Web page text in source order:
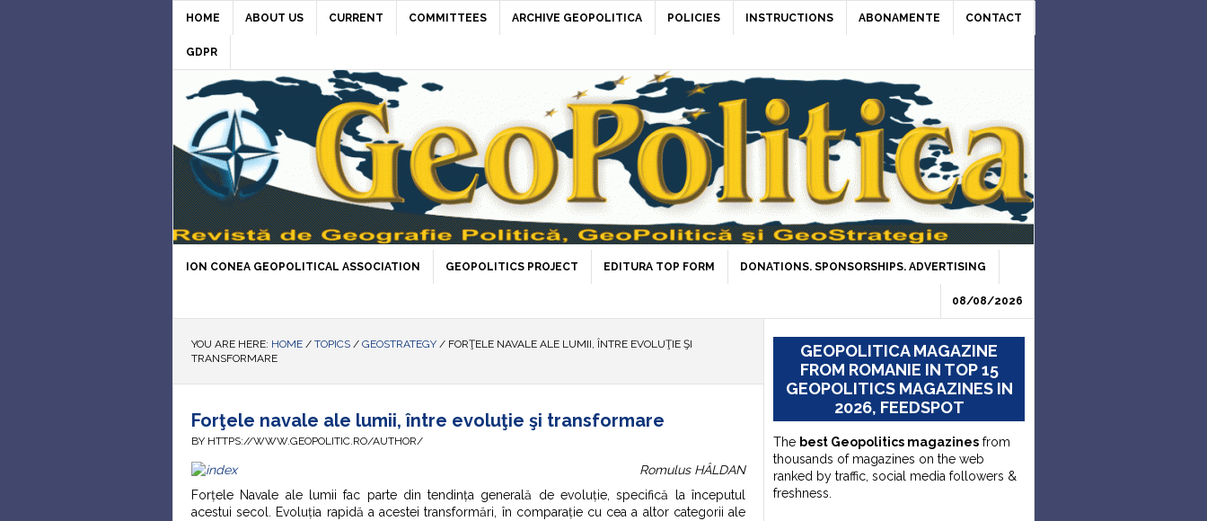
HOME ABOUT US CURRENT COMMITTEES ARCHIVE GEOPOLITICA POLICIES INSTRUCTIONS ABONAMENTE CONTACT
GDPR
ION CONEA GEOPOLITICAL ASSOCIATION GEOPOLITICS PROJECT EDITURA TOP FORM DONATIONS. SPONSORSHIPS. ADVERTISING
08/08/2026
YOU ARE HERE: HOME / TOPICS / GEOSTRATEGY / FORŢELE NAVALE ALE LUMII, ÎNTRE EVOLUŢIE ŞI
TRANSFORMARE
Forţele navale ale lumii, între evoluţie şi transformare
BY HTTPS://WWW.GEOPOLITIC.RO/AUTHOR/
Romulus HÂLDAN
Forțele Navale ale lumii fac parte din tendința generală de evoluție, specifică la începutul
acestui secol. Evoluția rapidă a acestei transformări, în comparație cu cea a altor categorii ale
GEOPOLITICA MAGAZINE
FROM ROMANIE IN TOP 15
GEOPOLITICS MAGAZINES IN
2026, FEEDSPOT
The best Geopolitics magazines from
thousands of magazines on the web
ranked by traffic, social media followers &
freshness.